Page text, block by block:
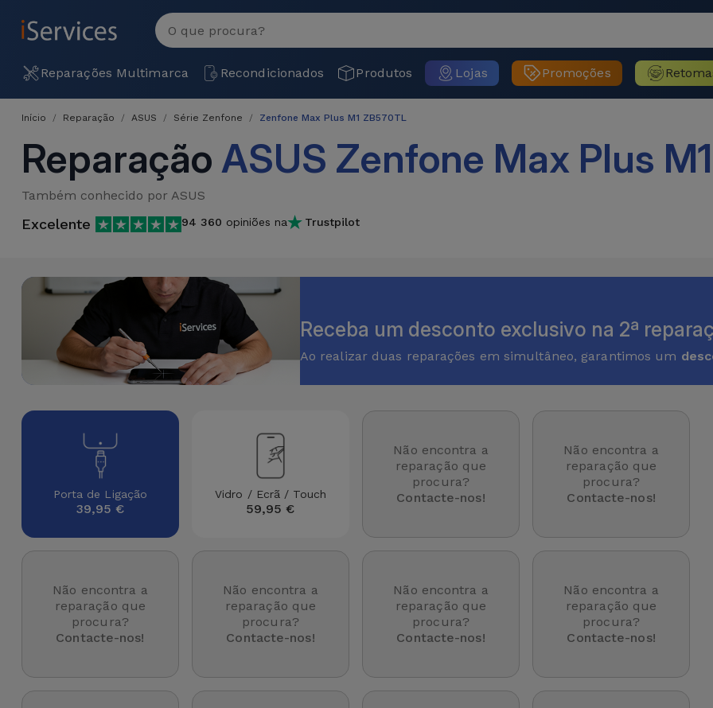
Reparações Multimarca Recondicionados Produtos Lojas Promoções
MENU
Reparações
Por
Avaria
iPhone
iPad
Macbook
/ iMac
Watch
Samsung
Google
Dyson
TCL
iPhones
Recondicionados
Recondicionados
Apple Watch
Recondicionados
Recondicionados
iMac
Recondicionados
Consolas
tudo
Produtos
DJI
Novidades
Cabos
Adaptadores
Películas
e Colunas
Smartwatches
Lojas
Promoções
Retomas
Ver
Início Reparação ASUS Série Zenfone Zenfone Max Plus M1 ZB570TL
Reparação ASUS Zenfone Max Plus
Também conhecido por ASUS
Excelente 94 360 opiniões na Trustpilot
Receba um desconto exclusivo na 2ª
Ao realizar duas reparações em simultâneo, garantimos um
Porta de Ligação
39,95 €
Vidro / Ecrã / Touch
59,95 €
Não encontra a
reparação que
procura?
Contacte-nos!
Não encontra a
reparação que
procura?
Contacte-nos!
Não encontra a
reparação que
procura?
Contacte-nos!
Não encontra a
reparação que
procura?
Contacte-nos!
Não encontra a
reparação que
procura?
Contacte-nos!
Não encontra a
reparação que
procura?
Contacte-nos!